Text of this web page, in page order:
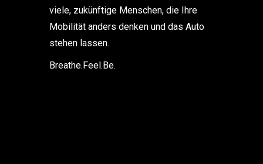
viele, zukünftige Menschen, die Ihre
Mobilität anders denken und das Auto
stehen lassen.
Breathe.Feel.Be.